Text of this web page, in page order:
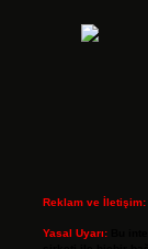
Reklam ve İletişim:
Yasal Uyarı: